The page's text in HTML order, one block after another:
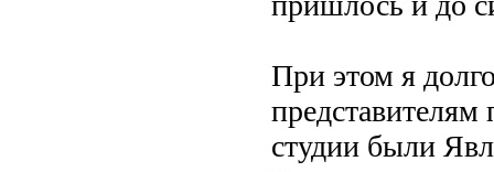
При этом я
представителям
студии были